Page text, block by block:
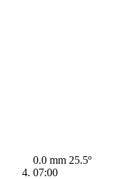
0.0 mm 25.5º
07:00